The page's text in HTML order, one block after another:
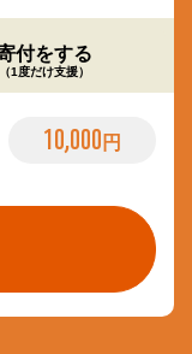
付をする
（1度だけ支援）
10,000 円